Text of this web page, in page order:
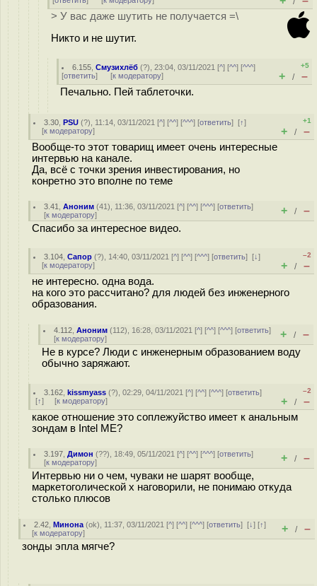
> У вас даже шутить не получается =\
Никто и не шутит.
6.155 ,Смузихлёб (?), 23:04, 03/11/2021 [^] [^^] [^^^]
[ответить] [к модератору]
+5
+ / –
Печально. Пей таблеточки.
3.30 ,PSU (?), 11:14, 03/11/2021 [^] [^^] [^^^] [ответить][↑]
[к модератору]
+1
+ / –
Вообще-то этот товарищ имеет очень интересные
интервью на канале.
Да, всё с точки зрения инвестирования, но
конретно это вполне по теме
3.41 ,Аноним (41), 11:36, 03/11/2021 [^] [^^] [^^^] [ответить]
[к модератору] + / –
Спасибо за интересное видео.
3.104 ,Сапор (?), 14:40, 03/11/2021 [^] [^^] [^^^] [ответить][↓]
[к модератору]
–2
+ / –
не интересно. одна вода.
на кого это рассчитано? для людей без инженерного
образования.
4.112 ,Аноним (112), 16:28, 03/11/2021 [^] [^^] [^^^] [ответить]
[к модератору] + / –
Не в курсе? Люди с инженерным образованием воду
обычно заряжают.
3.162 ,kissmyass (?), 02:29, 04/11/2021 [^] [^^] [^^^] [ответить]
[↑] [к модератору]
–2
+ / –
какое отношение это соплежуйство имеет к анальным
зондам в Intel ME?
3.197 ,Димон (??), 18:49, 05/11/2021 [^] [^^] [^^^] [ответить]
[к модератору] + / –
Интервью ни о чем, чуваки не шарят вообще,
маркетоголической х наговорили, не понимаю откуда
столько плюсов
2.42 ,Минона (ok), 11:37, 03/11/2021 [^] [^^] [^^^] [ответить][↓] [↑]
[к модератору] + / –
зонды эпла мягче?